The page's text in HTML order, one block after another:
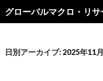
索
ン
日別アーカイブ: 2025年11